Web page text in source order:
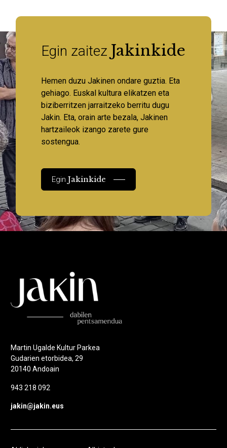
Egin zaitez Jakinkide
Hemen duzu Jakinen ondare guztia. Eta
gehiago. Euskal kultura elikatzen eta
biziberritzen jarraitzeko berritu dugu
Jakin. Eta, orain arte bezala, Jakinen
hartzaileok izango zarete gure
sostengua.
EginJakinkide
Martin Ugalde Kultur Parkea
Gudarien etorbidea, 29
20140 Andoain
943 218 092
jakin@jakin.eus